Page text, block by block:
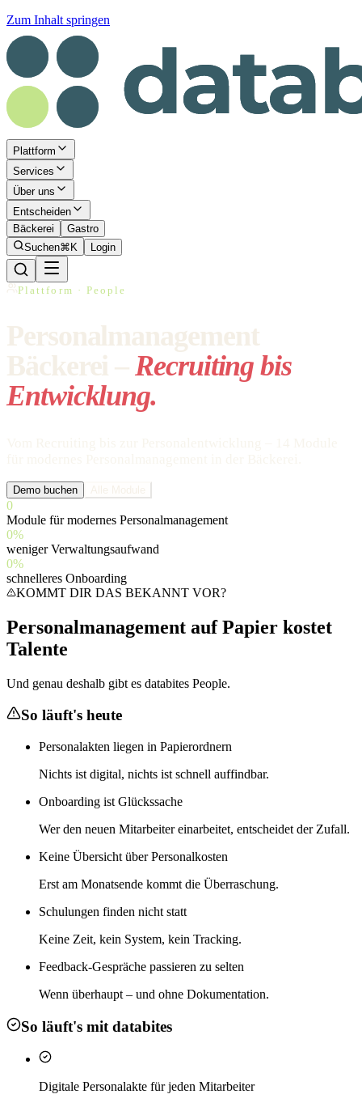
Zum Inhalt springen
Plattform
Services
Über uns
Entscheiden
Bäckerei
Gastro
Suchen⌘K Login
Plattform · People
Personalmanagement
Bäckerei –Recruiting bis
Entwicklung.
Demo buchen
0
Module für modernes Personalmanagement
0%
weniger Verwaltungsaufwand
0%
schnelleres Onboarding
KOMMT DIR DAS BEKANNT VOR?
Personalmanagement auf Papier kostet
Talente
Und genau deshalb gibt es databites People.
So läuft's heute
Personalakten liegen in Papierordnern
Nichts ist digital, nichts ist schnell auffindbar.
Onboarding ist Glückssache
Wer den neuen Mitarbeiter einarbeitet, entscheidet der Zufall.
Keine Übersicht über Personalkosten
Erst am Monatsende kommt die Überraschung.
Schulungen finden nicht statt
Keine Zeit, kein System, kein Tracking.
Feedback-Gespräche passieren zu selten
Wenn überhaupt – und ohne Dokumentation.
So läuft's mit databites
Digitale Personalakte für jeden Mitarbeiter